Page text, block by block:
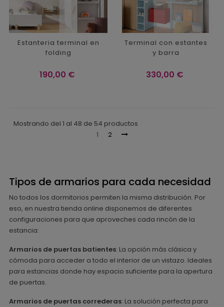
Estanteria terminal en
folding
Precio
190,00 €
Terminal con estantes
y barra
Precio
330,00 €
Mostrando del 1 al 48 de 54 productos
1
2
Tipos de armarios para cada necesidad
No todos los dormitorios permiten la misma distribución. Por
eso, en nuestra tienda online disponemos de diferentes
configuraciones para que aproveches cada rincón de la
estancia:
Armarios de puertas batientes: La opción más clásica y
cómoda para acceder a todo el interior de un vistazo. Ideales
para estancias donde hay espacio suficiente para la apertura
de puertas.
Armarios de puertas correderas: La solución perfecta para